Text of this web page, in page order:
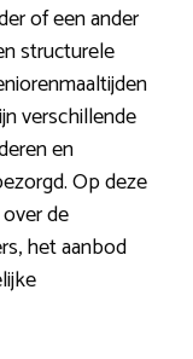
of een ander
structurele
verschillende
en
Op deze
de
het aanbod